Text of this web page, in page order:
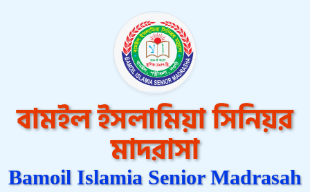
বামইল ইসলামিয়া সিনিয়র
মাদরাসা
Bamoil Islamia Senior Madrasah